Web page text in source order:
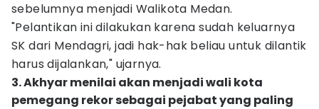
sebelumnya menjadi Walikota Medan.
"Pelantikan ini dilakukan karena sudah keluarnya
SK dari Mendagri, jadi hak-hak beliau untuk dilantik
harus dijalankan," ujarnya.
3. Akhyar menilai akan menjadi wali kota
pemegang rekor sebagai pejabat yang paling